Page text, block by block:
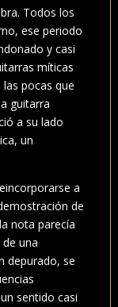
Todos los
ese periodo
y casi
míticas
pocas que
guitarra
a su lado
un
a
de
nota parecía
una
depurado, se
sentido casi